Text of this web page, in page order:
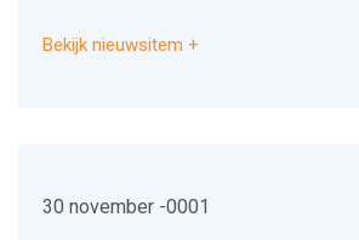
Bekijk nieuwsitem
30 november -0001